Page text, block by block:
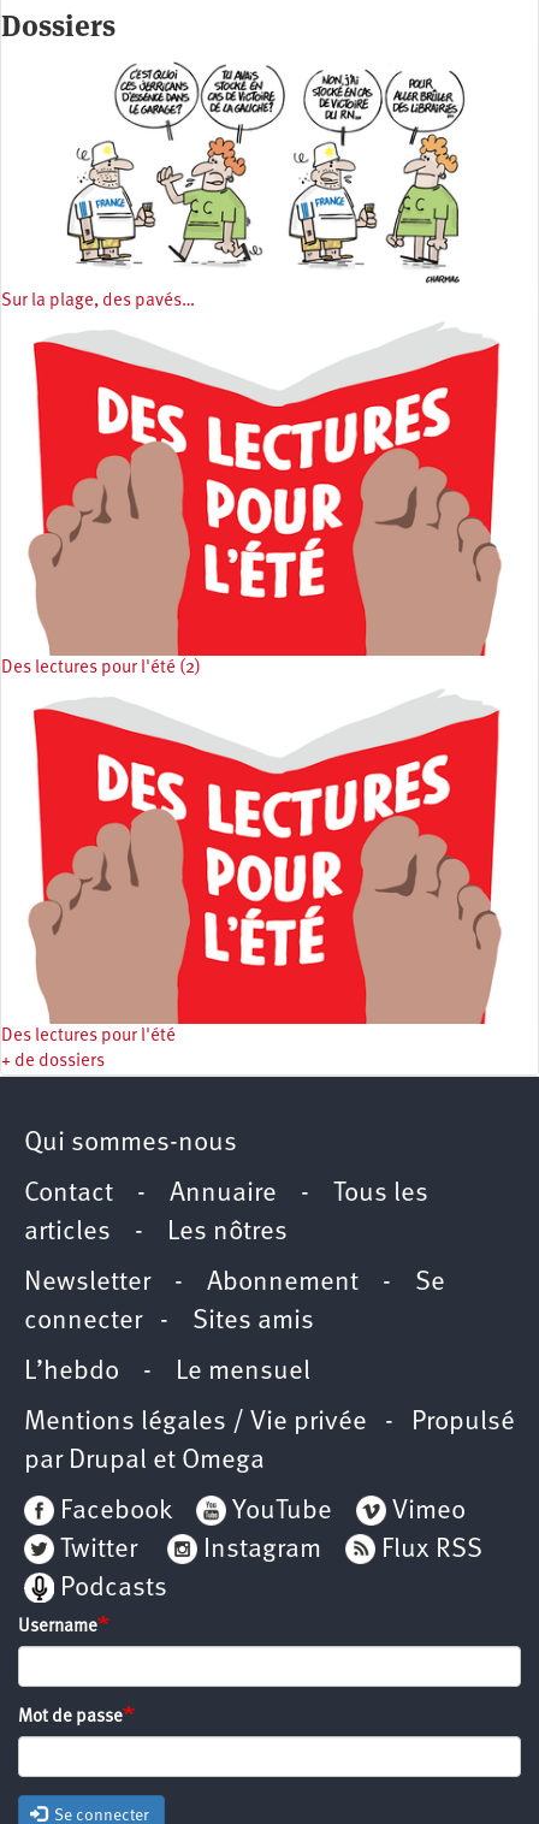
Dossiers
Sur la plage, des pavés…
Des lectures pour l'été (2)
Des lectures pour l'été
+ de dossiers
Qui sommes-nous
Contact - Annuaire -
Tous les
articles - Les nôtres
Newsletter- Abonnement - Se
connecter- Sites amis
L’hebdo - Le mensuel
Mentions légales / Vie privée - Propulsé
par Drupal et Omega
Facebook
YouTube
Vimeo
Twitter
Instagram
Flux RSS
Podcasts
Username
Mot de passe
Se connecter